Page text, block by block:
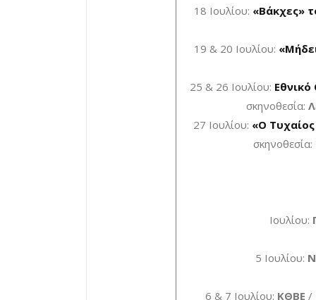
18 Ιουλίου: «Βάκχες»
19 & 20 Ιουλίου:
25 & 26 Ιουλίου:
σκηνοθεσία:
27 Ιουλίου: «Ο
σκηνοθεσία:
Ιουλίου:
5 Ιουλίου:
6 & 7 Ιουλίου: ΚΘΒΕ /